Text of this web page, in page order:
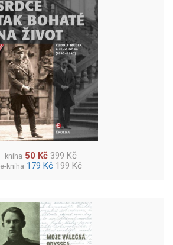
kniha 50 Kč 399 Kč
e-kniha 179 Kč 199 Kč